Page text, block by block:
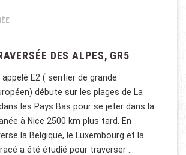
DES ALPES, GR5
appelé E2 ( sentier de grande
débute sur les plages de La
les Pays Bas pour se jeter dans la
à Nice 2500 km plus tard. En
la Belgique, le Luxembourg et la
a été étudié pour traverser …